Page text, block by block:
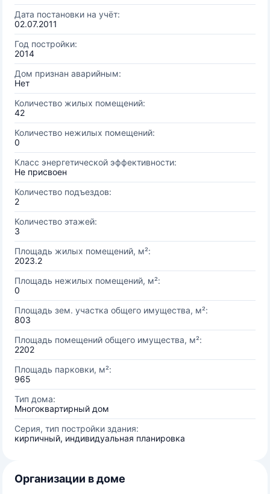
Дата постановки на учёт:
02.07.2011
Год постройки:
2014
Дом признан аварийным:
Нет
Количество жилых помещений:
42
Количество нежилых помещений:
0
Класс энергетической эффективности:
Не присвоен
Количество подъездов:
2
Количество этажей:
3
Площадь жилых помещений, м²:
2023.2
Площадь нежилых помещений, м²:
0
Площадь зем. участка общего имущества, м²:
803
Площадь помещений общего имущества, м²:
2202
Площадь парковки, м²:
965
Тип дома:
Многоквартирный дом
Серия, тип постройки здания:
кирпичный, индивидуальная планировка
Организации в доме